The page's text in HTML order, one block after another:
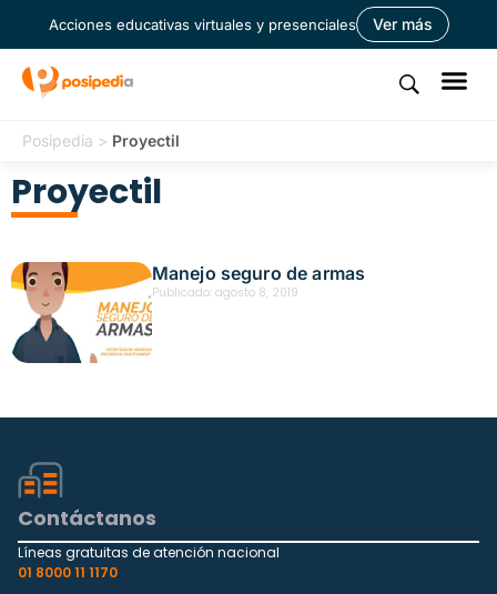
Acciones educativas virtuales y presenciales Ver más
Posipedia > Proyectil
Proyectil
Manejo seguro de armas
Publicado: agosto 8, 2019
Contáctanos
Líneas gratuitas de atención nacional
01 8000 11 1170